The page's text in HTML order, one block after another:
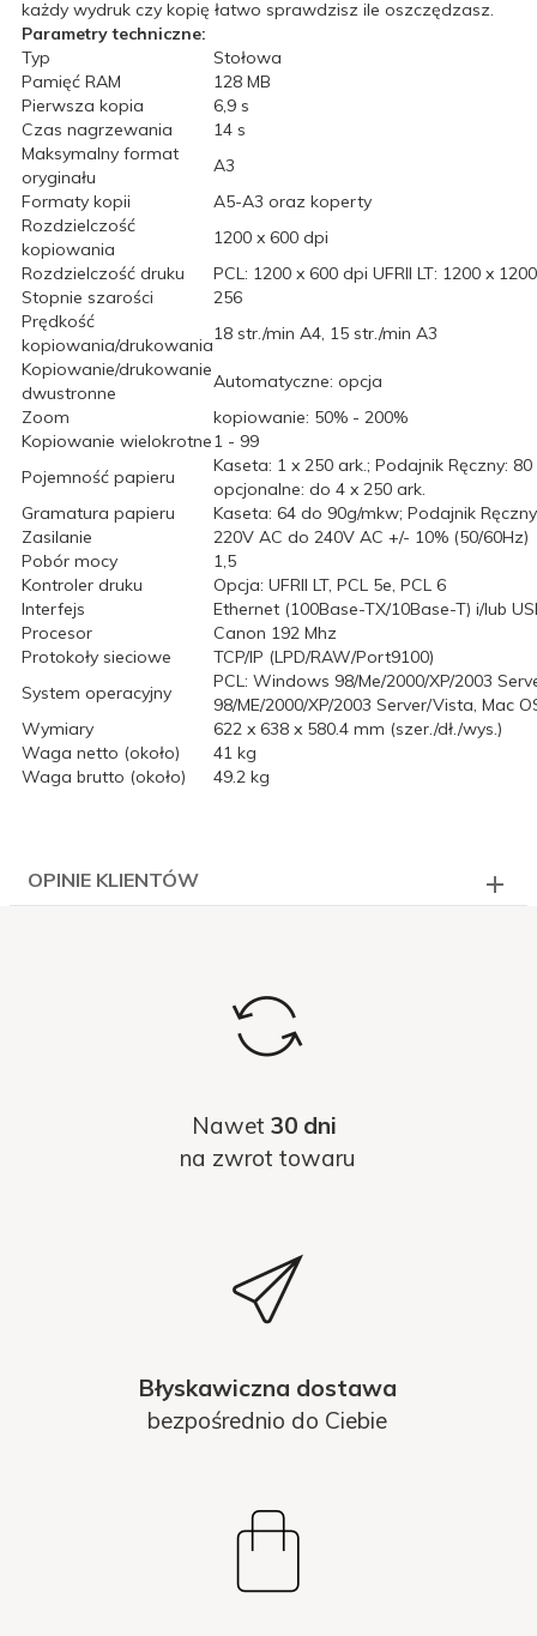
każdy wydruk czy kopię łatwo sprawdzisz ile oszczędzasz.
Parametry techniczne:
Typ
Stołowa
Pamięć RAM
128 MB
Pierwsza kopia
6,9 s
Czas nagrzewania
14 s
Maksymalny format
oryginału
A3
Formaty kopii
A5-A3 oraz koperty
Rozdzielczość
kopiowania
1200 x 600 dpi
Rozdzielczość druku
PCL: 1200 x 600 dpi UFRII LT: 1200 x
Stopnie szarości
256
Prędkość
kopiowania/drukowania
18 str./min A4, 15 str./min A3
Kopiowanie/drukowanie
dwustronne
Automatyczne: opcja
Zoom
kopiowanie: 50% - 200%
Kopiowanie wielokrotne1 - 99
Pojemność papieru
Kaseta: 1 x 250 ark.; Podajnik Ręczny:
opcjonalne: do 4 x 250 ark.
Gramatura papieru
Kaseta: 64 do 90g/mkw; Podajnik
Zasilanie
220V AC do 240V AC +/- 10% (50/60Hz)
Pobór mocy
1,5
Kontroler druku
Opcja: UFRII LT, PCL 5e, PCL 6
Interfejs
Ethernet (100Base-TX/10Base-T) i/lub
Procesor
Canon 192 Mhz
Protokoły sieciowe
TCP/IP (LPD/RAW/Port9100)
System operacyjny
PCL: Windows 98/Me/2000/XP/2003
98/ME/2000/XP/2003 Server/Vista, Mac
Wymiary
622 x 638 x 580.4 mm (szer./dł./wys.)
Waga netto (około)
41 kg
Waga brutto (około)
49.2 kg
OPINIE KLIENTÓW
Nawet 30 dni
na zwrot towaru
Błyskawiczna dostawa
bezpośrednio do Ciebie